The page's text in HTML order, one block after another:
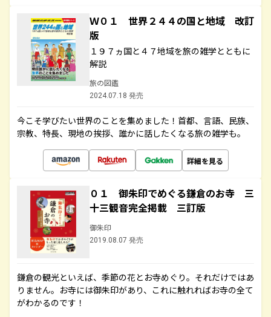
Ｗ０１ 世界２４４の国と地域 改訂
版
１９７ヵ国と４７地域を旅の雑学とともに
解説
旅の図鑑
2024.07.18 発売
今こそ学びたい世界のことを集めました！首都、言語、民族、
宗教、特長、現地の挨拶、誰かに話したくなる旅の雑学も。
詳細を見る
０１ 御朱印でめぐる鎌倉のお寺 三
十三観音完全掲載 三訂版
御朱印
2019.08.07 発売
鎌倉の観光といえば、季節の花とお寺めぐり。それだけではあ
りません。お寺には御朱印があり、これに触れればお寺の全て
がわかるのです！